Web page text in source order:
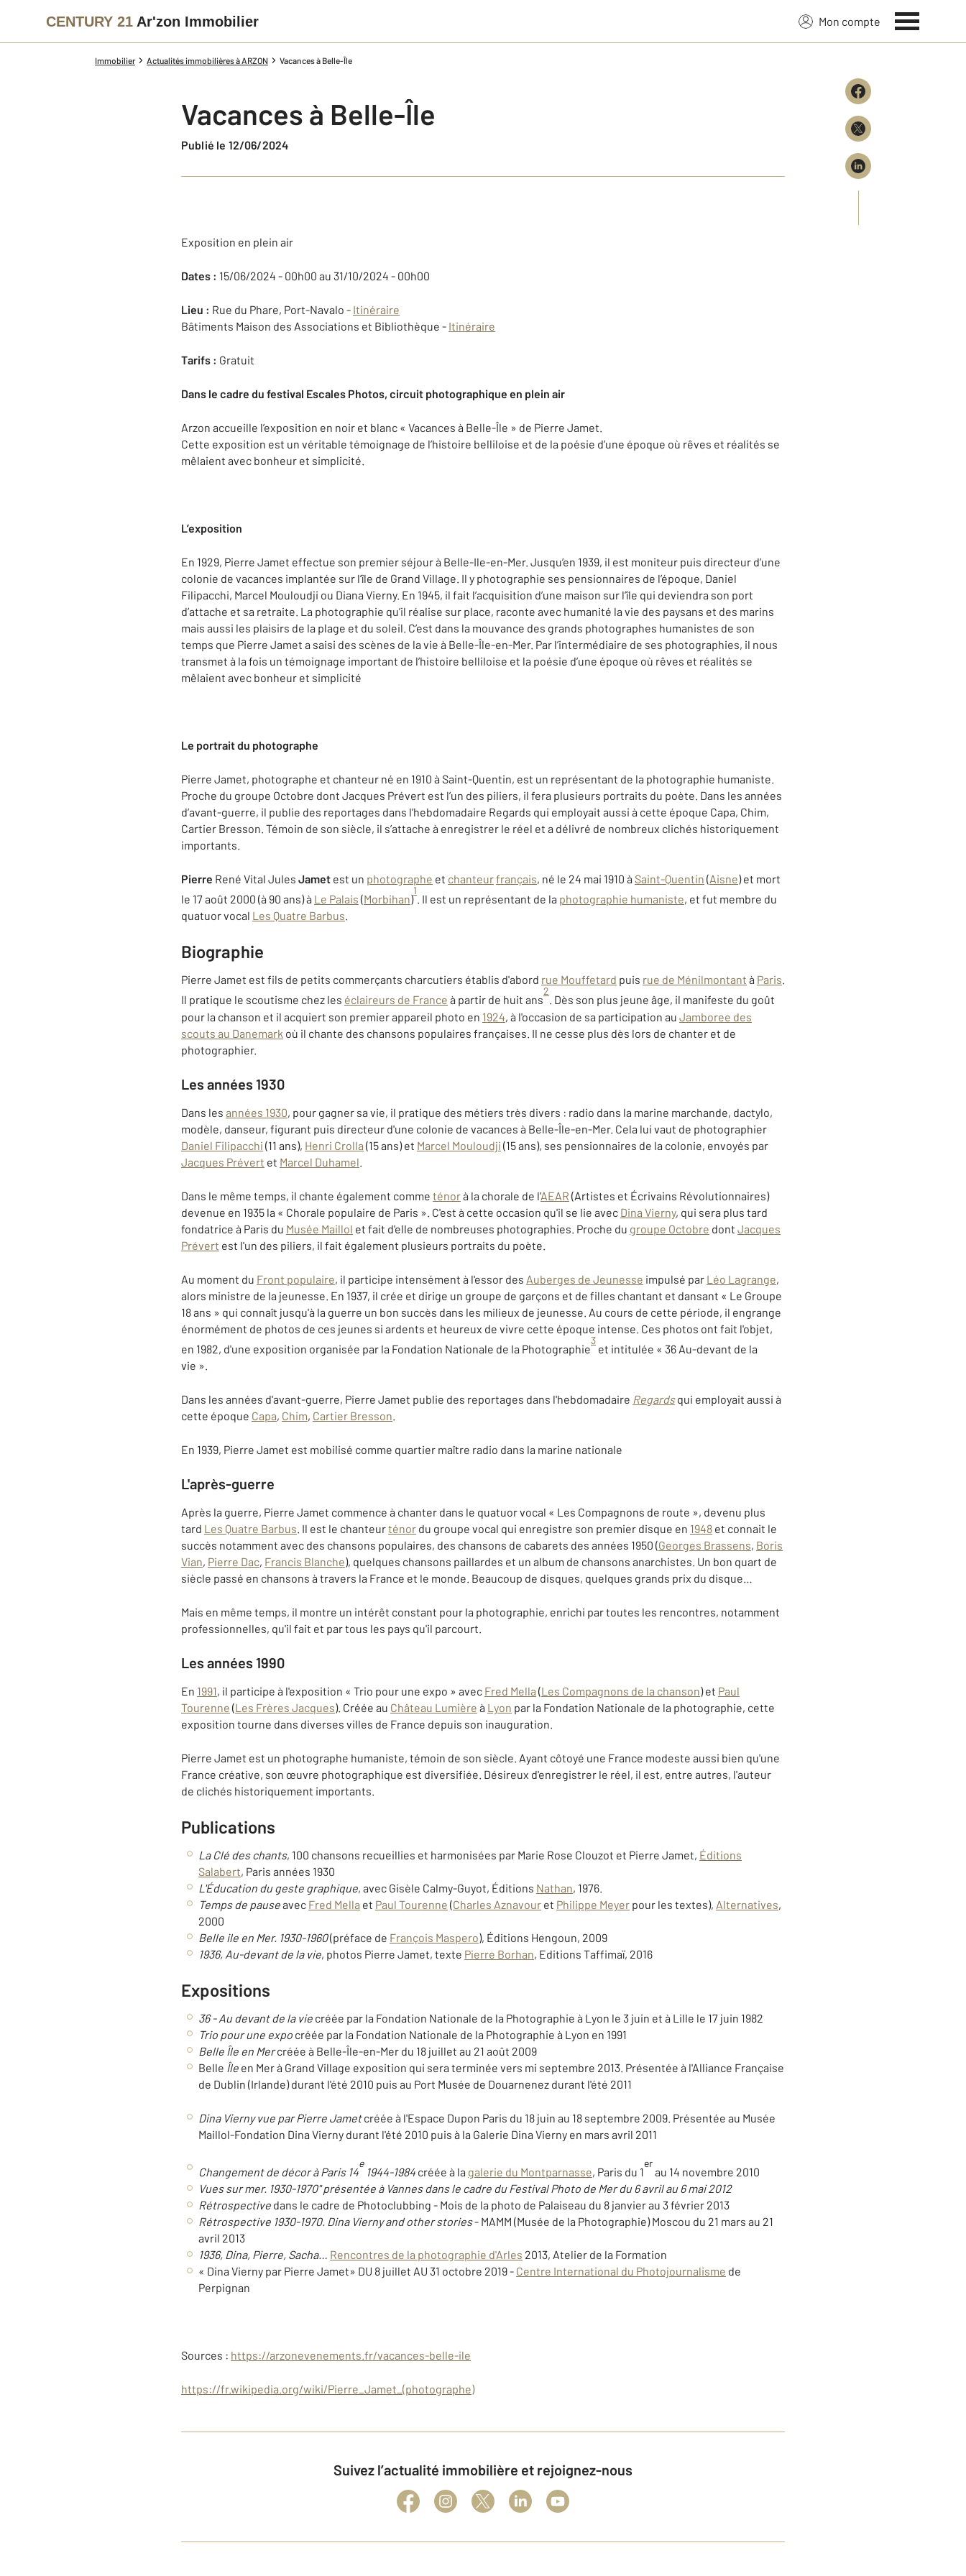
CENTURY 21 Ar'zon Immobilier Mon compte
Immobilier Actualités immobilières à ARZON Vacances à Belle-Île
Vacances à Belle-Île
Publié le 12/06/2024
Exposition en plein air
Dates : 15/06/2024 - 00h00 au 31/10/2024 - 00h00
Lieu : Rue du Phare, Port-Navalo - Itinéraire
Bâtiments Maison des Associations et Bibliothèque - Itinéraire
Tarifs : Gratuit
Dans le cadre du festival Escales Photos, circuit photographique en plein air
Arzon accueille l’exposition en noir et blanc « Vacances à Belle-Île » de Pierre Jamet.
Cette exposition est un véritable témoignage de l’histoire belliloise et de la poésie d’une époque où rêves et réalités se
mêlaient avec bonheur et simplicité.
L’exposition
En 1929, Pierre Jamet effectue son premier séjour à Belle-Ile-en-Mer. Jusqu’en 1939, il est moniteur puis directeur d’une
colonie de vacances implantée sur l’île de Grand Village. Il y photographie ses pensionnaires de l’époque, Daniel
Filipacchi, Marcel Mouloudji ou Diana Vierny. En 1945, il fait l’acquisition d’une maison sur l’île qui deviendra son port
d’attache et sa retraite. La photographie qu’il réalise sur place, raconte avec humanité la vie des paysans et des marins
mais aussi les plaisirs de la plage et du soleil. C’est dans la mouvance des grands photographes humanistes de son
temps que Pierre Jamet a saisi des scènes de la vie à Belle-Île-en-Mer. Par l’intermédiaire de ses photographies, il nous
transmet à la fois un témoignage important de l’histoire belliloise et la poésie d’une époque où rêves et réalités se
mêlaient avec bonheur et simplicité
Le portrait du photographe
Pierre Jamet, photographe et chanteur né en 1910 à Saint-Quentin, est un représentant de la photographie humaniste.
Proche du groupe Octobre dont Jacques Prévert est l’un des piliers, il fera plusieurs portraits du poète. Dans les années
d’avant-guerre, il publie des reportages dans l’hebdomadaire Regards qui employait aussi à cette époque Capa, Chim,
Cartier Bresson. Témoin de son siècle, il s’attache à enregistrer le réel et a délivré de nombreux clichés historiquement
importants.
Pierre René Vital Jules Jamet est un photographe et chanteurfrançais, né le 24 mai 1910 à Saint-Quentin (Aisne) et mort
le 17 août 2000 (à 90 ans) à Le Palais (Morbihan)
1
. Il est un représentant de la photographie humaniste, et fut membre du
quatuor vocal Les Quatre Barbus.
Biographie
Pierre Jamet est fils de petits commerçants charcutiers établis d'abord rue Mouffetard puis rue de Ménilmontant à Paris.
Il pratique le scoutisme chez les éclaireurs de France à partir de huit ans
2
. Dès son plus jeune âge, il manifeste du goût
pour la chanson et il acquiert son premier appareil photo en 1924, à l'occasion de sa participation au Jamboree des
scouts au Danemark où il chante des chansons populaires françaises. Il ne cesse plus dès lors de chanter et de
photographier.
Les années 1930
Dans les années 1930, pour gagner sa vie, il pratique des métiers très divers : radio dans la marine marchande, dactylo,
modèle, danseur, figurant puis directeur d'une colonie de vacances à Belle-Île-en-Mer. Cela lui vaut de photographier
Daniel Filipacchi (11 ans), Henri Crolla (15 ans) et Marcel Mouloudji (15 ans), ses pensionnaires de la colonie, envoyés par
Jacques Prévert et Marcel Duhamel
Dans le même temps, il chante également comme ténorà la chorale de l'AEAR (Artistes et Écrivains Révolutionnaires)
devenue en 1935 la « Chorale populaire de Paris ». C'est à cette occasion qu'il se lie avec Dina Vierny, qui sera plus tard
fondatrice à Paris du Musée Maillol et fait d'elle de nombreuses photographies. Proche du groupe Octobre dont Jacques
Prévert est l'un des piliers, il fait également plusieurs portraits du poète.
Au moment du Front populaire, il participe intensément à l'essor des Auberges de Jeunesse impulsé par Léo Lagrange,
alors ministre de la jeunesse. En 1937, il crée et dirige un groupe de garçons et de filles chantant et dansant « Le Groupe
18 ans » qui connaît jusqu'à la guerre un bon succès dans les milieux de jeunesse. Au cours de cette période, il engrange
énormément de photos de ces jeunes si ardents et heureux de vivre cette époque intense. Ces photos ont fait l'objet,
en 1982, d'une exposition organisée par la Fondation Nationale de la Photographie
3
et intitulée « 36 Au-devant de la
vie ».
Dans les années d'avant-guerre, Pierre Jamet publie des reportages dans l'hebdomadaire Regardsqui employait aussi à
cette époque Capa, Chim, Cartier Bresson.
En 1939, Pierre Jamet est mobilisé comme quartier maître radio dans la marine nationale
L'après-guerre
Après la guerre, Pierre Jamet commence à chanter dans le quatuor vocal « Les Compagnons de route », devenu plus
tard Les Quatre Barbus. Il est le chanteurténor du groupe vocal qui enregistre son premier disque en 1948 et connait le
succès notamment avec des chansons populaires, des chansons de cabarets des années 1950 (Georges Brassens, Boris
Vian, Pierre Dac, Francis Blanche), quelques chansons paillardes et un album de chansons anarchistes. Un bon quart de
siècle passé en chansons à travers la France et le monde. Beaucoup de disques, quelques grands prix du disque…
Mais en même temps, il montre un intérêt constant pour la photographie, enrichi par toutes les rencontres, notamment
professionnelles, qu'il fait et par tous les pays qu'il parcourt.
Les années 1990
En 1991, il participe à l'exposition « Trio pour une expo » avec Fred Mella (Les Compagnons de la chanson) et Paul
Tourenne (Les Frères Jacques). Créée au Château Lumière à Lyon par la Fondation Nationale de la photographie, cette
exposition tourne dans diverses villes de France depuis son inauguration.
Pierre Jamet est un photographe humaniste, témoin de son siècle. Ayant côtoyé une France modeste aussi bien qu'une
France créative, son œuvre photographique est diversifiée. Désireux d'enregistrer le réel, il est, entre autres, l'auteur
de clichés historiquement importants.
Publications
La Clé des chants, 100 chansons recueillies et harmonisées par Marie Rose Clouzot et Pierre Jamet, Éditions
Salabert, Paris années 1930
L'Éducation du geste graphique, avec Gisèle Calmy-Guyot, Éditions Nathan, 1976.
Temps de pauseavec Fred Mella et Paul Tourenne (Charles Aznavour et Philippe Meyer pour les textes), Alternatives,
2000
Belle ile en Mer. 1930-1960(préface de François Maspero), Éditions Hengoun, 2009
1936, Au-devant de la vie, photos Pierre Jamet, texte Pierre Borhan, Editions Taffimaï, 2016
Expositions
36 - Au devant de la vie créée par la Fondation Nationale de la Photographie à Lyon le 3 juin et à Lille le 17 juin 1982
Trio pour une expo créée par la Fondation Nationale de la Photographie à Lyon en 1991
Belle Île en Mercréée à Belle-Île-en-Mer du 18 juillet au 21 août 2009
Belle Île en Mer à Grand Village exposition qui sera terminée vers mi septembre 2013. Présentée à l'Alliance Française
de Dublin (Irlande) durant l'été 2010 puis au Port Musée de Douarnenez durant l'été 2011
Dina Vierny vue par Pierre Jametcréée à l'Espace Dupon Paris du 18 juin au 18 septembre 2009. Présentée au Musée
Maillol-Fondation Dina Vierny durant l'été 2010 puis à la Galerie Dina Vierny en mars avril 2011
Changement de décor à Paris 14
e
1944-1984 créée à la galerie du Montparnasse, Paris du 1
er
au 14 novembre 2010
Vues sur mer. 1930-1970" présentée à Vannes dans le cadre du Festival Photo de Mer du 6 avril au 6 mai 2012
Rétrospective dans le cadre de Photoclubbing - Mois de la photo de Palaiseau du 8 janvier au 3 février 2013
Rétrospective 1930-1970. Dina Vierny and other stories- MAMM (Musée de la Photographie) Moscou du 21 mars au 21
avril 2013
1936, Dina, Pierre, Sacha… Rencontres de la photographie d'Arles 2013, Atelier de la Formation
« Dina Vierny par Pierre Jamet» DU 8 juillet AU 31 octobre 2019 - Centre International du Photojournalisme de
Perpignan
Sources : https://arzonevenements.fr/vacances-belle-ile
https://fr.wikipedia.org/wiki/Pierre_Jamet_(photographe)
Suivez l’actualité immobilière et rejoignez-nous